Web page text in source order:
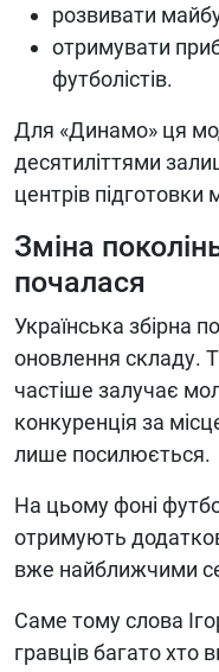
розвивати
отримувати
футболістів.
Для «Динамо» ця
десятиліттями
центрів підготовки
Зміна
почалася
Українська збірна
оновлення складу.
частіше залучає
конкуренція за
лише посилюється.
На цьому фоні
отримують
вже найближчими
Саме тому слова
гравців багато хто